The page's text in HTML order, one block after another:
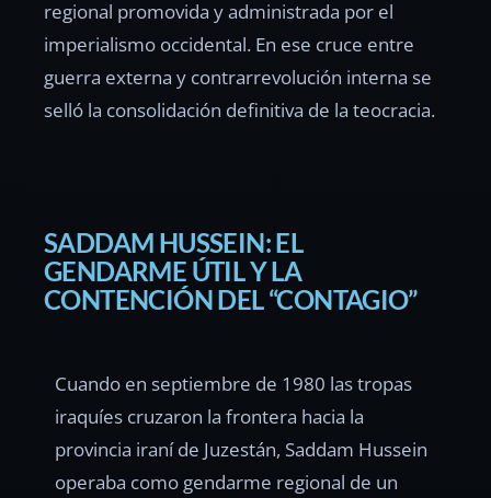
regional promovida y administrada por el
imperialismo occidental. En ese cruce entre
guerra externa y contrarrevolución interna se
selló la consolidación definitiva de la teocracia.
SADDAM HUSSEIN: EL
GENDARME ÚTIL Y LA
CONTENCIÓN DEL “CONTAGIO”
Cuando en septiembre de 1980 las tropas
iraquíes cruzaron la frontera hacia la
provincia iraní de Juzestán, Saddam Hussein
operaba como gendarme regional de un